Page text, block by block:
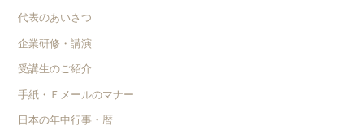
代表のあいさつ
企業研修・講演
受講生のご紹介
手紙・Ｅメールのマナー
日本の年中行事・暦